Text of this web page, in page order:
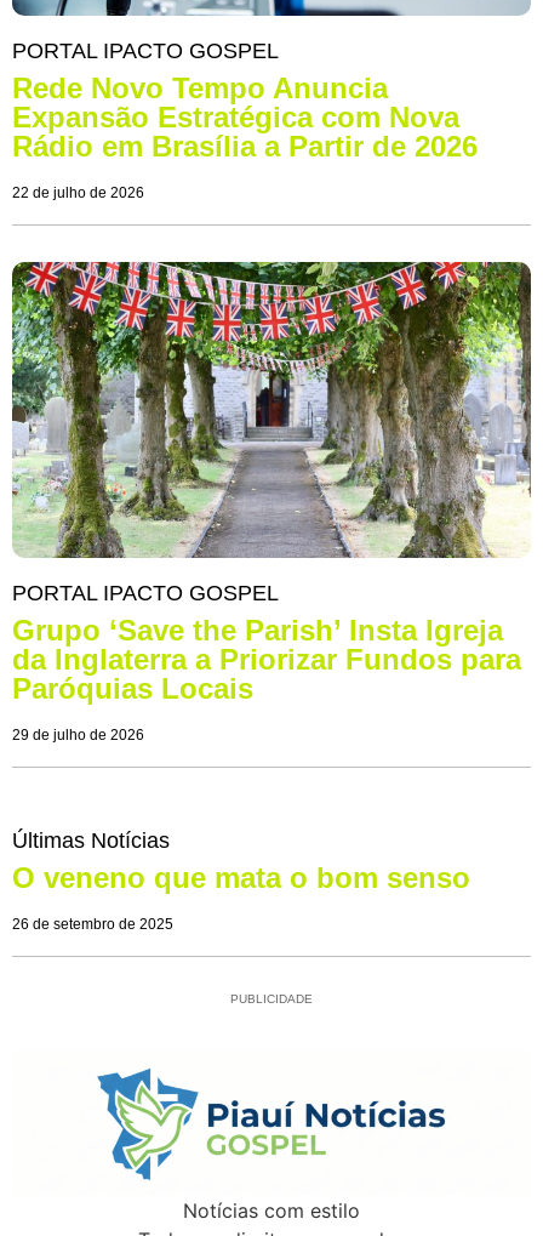
PORTAL IPACTO GOSPEL
Rede Novo Tempo Anuncia
Expansão Estratégica com Nova
Rádio em Brasília a Partir de 2026
22 de julho de 2026
PORTAL IPACTO GOSPEL
Grupo ‘Save the Parish’ Insta Igreja
da Inglaterra a Priorizar Fundos para
Paróquias Locais
29 de julho de 2026
Últimas Notícias
O veneno que mata o bom senso
26 de setembro de 2025
PUBLICIDADE
Notícias com estilo